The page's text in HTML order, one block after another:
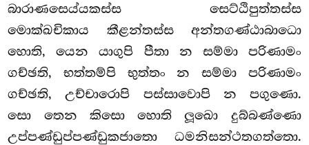
බාරාණසෙය්යකස්ස සෙට්ඨිපුත්තස්ස
මොක්ඛචිකාය කීළන්තස්ස අන්තගණ්ඨාබාධො
හොති, යෙන යාගුපි පීතා න සම්මා පරිණාමං
ගච්ඡති, භත්තම්පි භුත්තං න සම්මා පරිණාමං
ගච්ඡති, උච්චාරොපි පස්සාවොපි න පගුණො.
සො තෙන කිසො හොති ලූඛො දුබ්බණ්ණො
උප්පණ්ඩුප්පණ්ඩුකජාතො ධමනිසන්ථතගත්තො.